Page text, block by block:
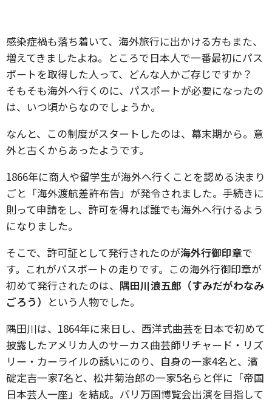
感染症禍も落ち着いて、海外旅行に出かける方もまた、
増えてきましたよね。ところで日本人で一番最初にパス
ポートを取得した人って、どんな人かご存じですか？
そもそも海外へ行くのに、パスポートが必要になったの
は、いつ頃からなのでしょうか。
なんと、この制度がスタートしたのは、幕末期から。意
外と古くからあったようです。
1866年に商人や留学生が海外へ行くことを認める決まり
ごと「海外渡航差許布告」が発令されました。手続きに
則って申請をし、許可を得れば誰でも海外へ行けるよう
になりました。
そこで、許可証として発行されたのが海外行御印章で
す。これがパスポートの走りです。この海外行御印章が
初めて発行されたのは、 隅田川浪五郎（すみだがわなみ
ごろう） という人物でした。
隅田川は、1864年に来日し、西洋式曲芸を日本で初めて
披露したアメリカ人のサーカス曲芸師リチャード・リズ
リー・カーライルの誘いにのり、自身の一家4名と、濱
碇定吉一家7名と、松井菊治郎の一家5名らと伴に「帝国
日本芸人一座」を結成。パリ万国博覧会出演を目指して